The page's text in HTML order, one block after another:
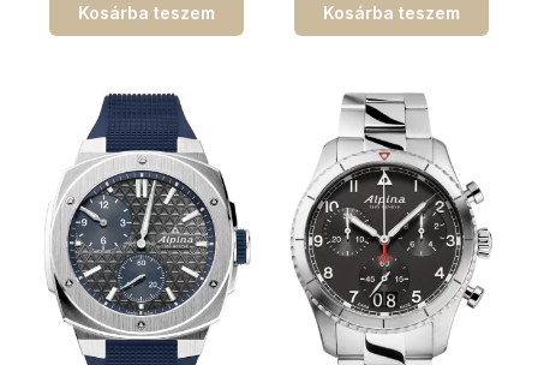
Kosárba teszem Kosárba teszem